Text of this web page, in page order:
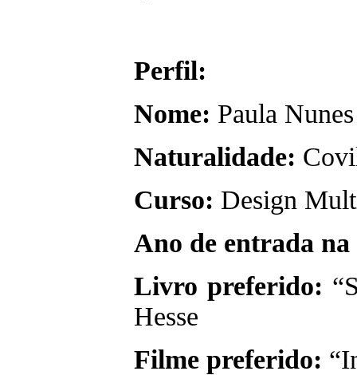
Perfil:
Nome: Paula Nunes
Naturalidade:
Curso: Design
Ano de entrada
Livro preferido:
Hesse
Filme preferido: